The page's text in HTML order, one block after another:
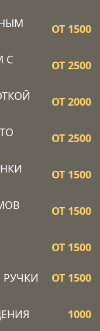
ОТ 1500
С
ОТ 2500
ОТ 2000
ОТ 2500
ОТ 1500
ОТ 1500
ОТ 1500
ОТ 1500
1000